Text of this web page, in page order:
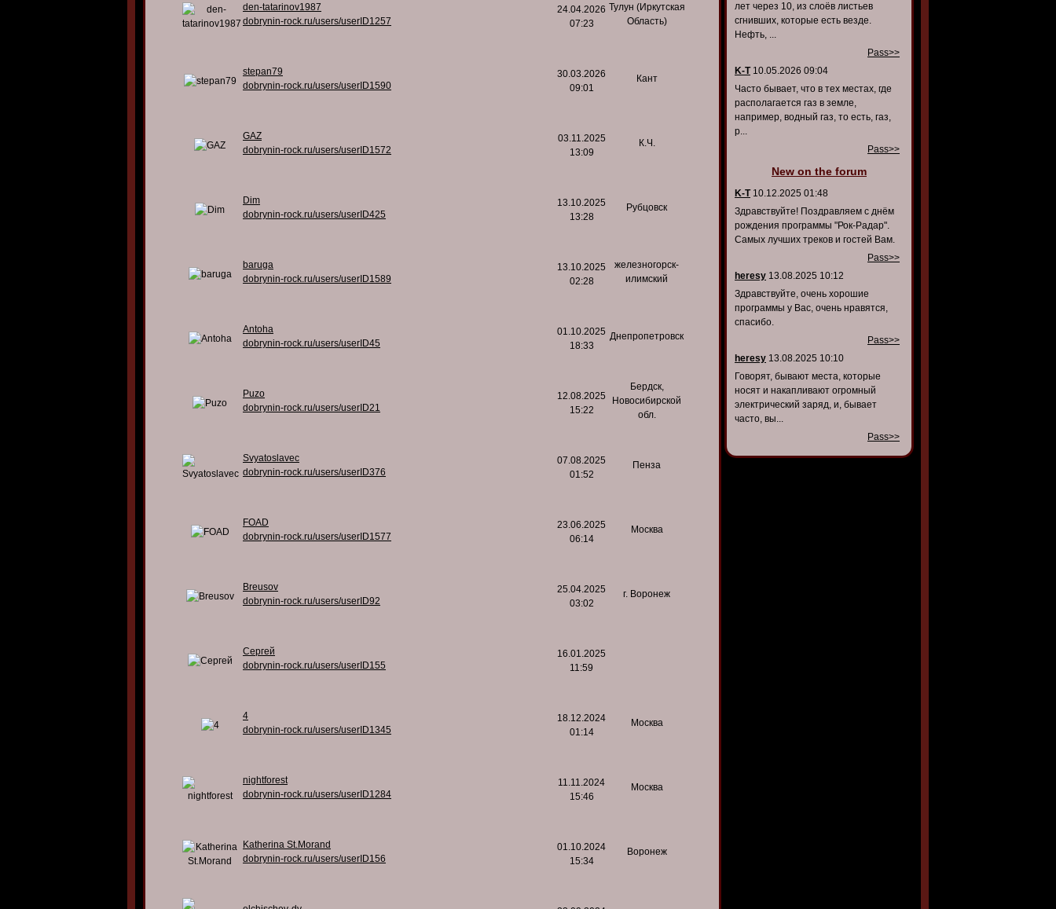
den-tatarinov1987
dobrynin-rock.ru/users/userID1257
24.04.2026
07:23
Тулун (Иркутская
Область)
stepan79
dobrynin-rock.ru/users/userID1590
30.03.2026
09:01
Кант
GAZ
dobrynin-rock.ru/users/userID1572
03.11.2025
13:09
К.Ч.
Dim
dobrynin-rock.ru/users/userID425
13.10.2025
13:28
Рубцовск
baruga
dobrynin-rock.ru/users/userID1589
13.10.2025
02:28
железногорск-
илимский
Antoha
dobrynin-rock.ru/users/userID45
01.10.2025
18:33
Днепропетровск
Puzo
dobrynin-rock.ru/users/userID21
12.08.2025
15:22
Бердск,
Новосибирской
обл.
Svyatoslavec
dobrynin-rock.ru/users/userID376
07.08.2025
01:52
Пенза
FOAD
dobrynin-rock.ru/users/userID1577
23.06.2025
06:14
Москва
Breusov
dobrynin-rock.ru/users/userID92
25.04.2025
03:02
г. Воронеж
Сергей
dobrynin-rock.ru/users/userID155
16.01.2025
11:59
4
dobrynin-rock.ru/users/userID1345
18.12.2024
01:14
Москва
nightforest
dobrynin-rock.ru/users/userID1284
11.11.2024
15:46
Москва
Katherina St.Morand
dobrynin-rock.ru/users/userID156
01.10.2024
15:34
Воронеж
лет через 10, из слоёв листьев
сгнивших, которые есть везде.
Нефть, ...
Pass>>
K-T10.05.2026 09:04
Часто бывает, что в тех местах, где
располагается газ в земле,
например, водный газ, то есть, газ,
р...
Pass>>
New on the forum
K-T10.12.2025 01:48
Здравствуйте! Поздравляем с днём
рождения программы "Рок-Радар".
Самых лучших треков и гостей Вам.
Pass>>
heresy 13.08.2025 10:12
Здравствуйте, очень хорошие
программы у Вас, очень нравятся,
спасибо.
Pass>>
heresy 13.08.2025 10:10
Говорят, бывают места, которые
носят и накапливают огромный
электрический заряд, и, бывает
часто, вы...
Pass>>